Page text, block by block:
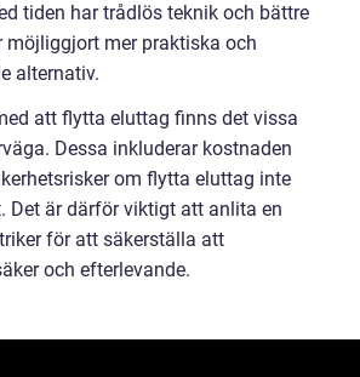
tiden har trådlös teknik och bättre
möjliggjort mer praktiska och
alternativ.
att flytta eluttag finns det vissa
Dessa inkluderar kostnaden
om flytta eluttag inte
Det är därför viktigt att anlita en
för att säkerställa att
och efterlevande.